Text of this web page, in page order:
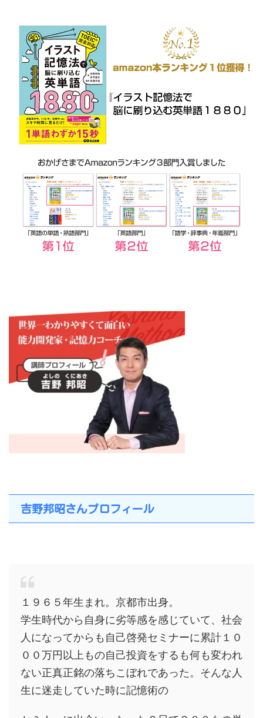
吉野邦昭さんプロフィール
１９６５年生まれ。京都市出身。
学生時代から自身に劣等感を感じていて、社会
人になってからも自己啓発セミナーに累計１０
００万円以上もの自己投資をするも何も変われ
ない正真正銘の落ちこぼれであった。そんな人
生に迷走していた時に記憶術の